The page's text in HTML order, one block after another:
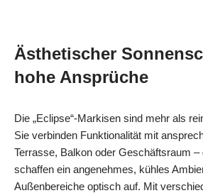
Ästhetischer
hohe Ansprüche
Die „Eclipse“-Markisen sind mehr als
Sie verbinden Funktionalität mit
Terrasse, Balkon oder Geschäftsraum –
schaffen ein angenehmes, kühles
Außenbereiche optisch auf. Mit